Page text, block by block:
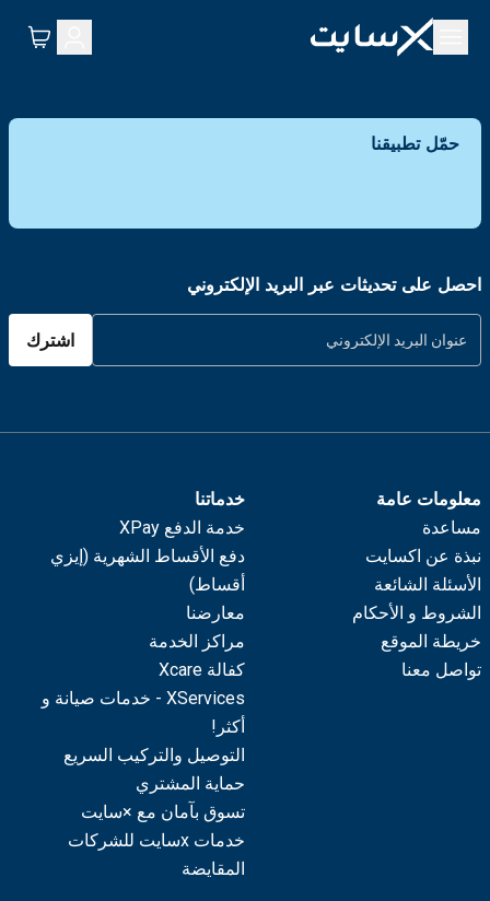
حمّل تطبيقنا
احصل على تحديثات عبر البريد الإلكتروني
اشترك
معلومات عامة
مساعدة
نبذة عن اكسايت
الأسئلة الشائعة
الشروط و الأحكام
خريطة الموقع
تواصل معنا
خدماتنا
خدمة الدفع XPay
دفع الأقساط الشهرية (إيزي
أقساط)
معارضنا
مراكز الخدمة
كفالة Xcare
XServices - خدمات صيانة و
أكثر!
التوصيل والتركيب السريع
حماية المشتري
تسوق بآمان مع ×سايت
خدمات xسايت للشركات
المقايضة